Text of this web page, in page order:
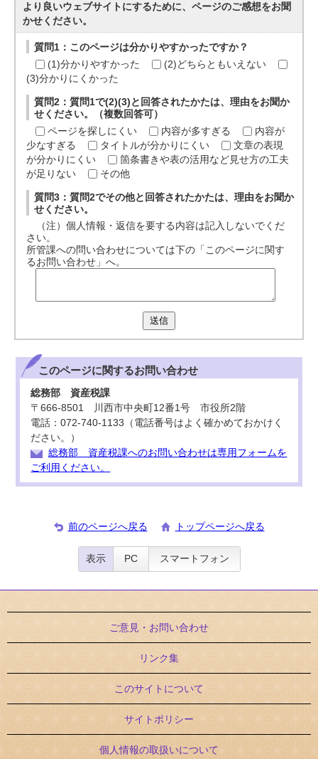
より良いウェブサイトにするために、ページのご感想をお聞
かせください。
質問1：このページは分かりやすかったですか？
(1)分かりやすかった
(2)どちらともいえない
(3)分かりにくかった
質問2：質問1で(2)(3)と回答されたかたは、理由をお聞か
せください。（複数回答可）
ページを探しにくい
内容が多すぎる
内容が
少なすぎる
タイトルが分かりにくい
文章の表現
が分かりにくい
箇条書きや表の活用など見せ方の工夫
が足りない
その他
質問3：質問2でその他と回答されたかたは、理由をお聞か
せください。
（注）個人情報・返信を要する内容は記入しないでくだ
さい。
所管課への問い合わせについては下の「このページに関す
るお問い合わせ」へ。
送信
このページに関するお問い合わせ
総務部 資産税課
〒666-8501 川西市中央町12番1号 市役所2階
電話：072-740-1133（電話番号はよく確かめておかけく
ださい。）
総務部 資産税課へのお問い合わせは専用フォームを
ご利用ください。
前のページへ戻る トップページへ戻る
表示 PC スマートフォン
ご意見・お問い合わせ
リンク集
このサイトについて
サイトポリシー
個人情報の取扱いについて